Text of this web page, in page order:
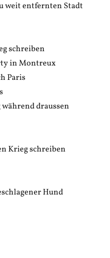
weit entfernten Stadt
schreiben
in Montreux
Paris
draussen
Krieg schreiben
Hund